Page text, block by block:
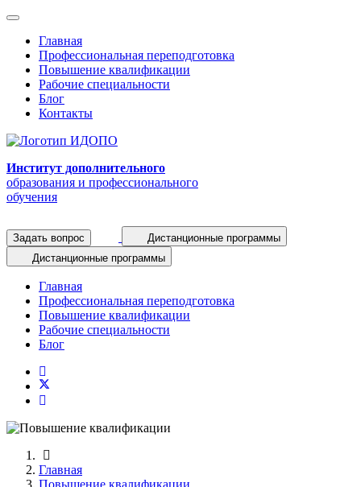
Главная
Профессиональная переподготовка
Повышение квалификации
Рабочие специальности
Блог
Контакты
Институт дополнительного
образования и профессионального
обучения
Задать вопрос
Дистанционные программы
Дистанционные программы
Главная
Профессиональная переподготовка
Повышение квалификации
Рабочие специальности
Блог
Главная
Повышение квалификации